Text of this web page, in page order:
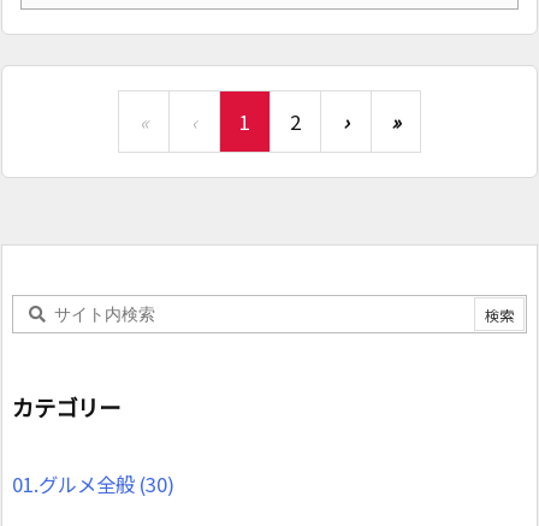
« ‹ 1 2 › »
カテゴリー
01.グルメ全般 (30)